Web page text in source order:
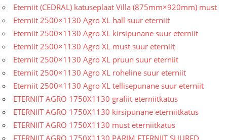
Eterniit (CEDRAL) katuseplaat Villa (875mm×920mm) must
Eterniit 2500×1130 Agro XL hall suur eterniit
Eterniit 2500×1130 Agro XL kirsipunane suur eterniit
Eterniit 2500×1130 Agro XL must suur eterniit
Eterniit 2500×1130 Agro XL pruun suur eterniit
Eterniit 2500×1130 Agro XL roheline suur eterniit
Eterniit 2500×1130 Agro XL tellisepunane suur eterniit
ETERNIIT AGRO 1750X1130 grafiit eterniitkatus
ETERNIIT AGRO 1750X1130 kirsipunane eterniitkatus
ETERNIIT AGRO 1750X1130 must eterniitkatus